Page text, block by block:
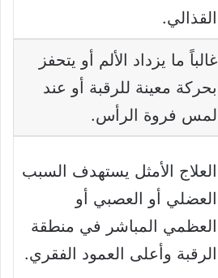
القذالي.
غالباً ما يزداد الألم أو يتحفز
بحركة معينة للرقبة أو عند
لمس فروة الرأس.
العلاج الأمثل يستهدف السبب
العضلي أو العصبي أو
العظمي المباشر في منطقة
الرقبة وأعلى العمود الفقري.